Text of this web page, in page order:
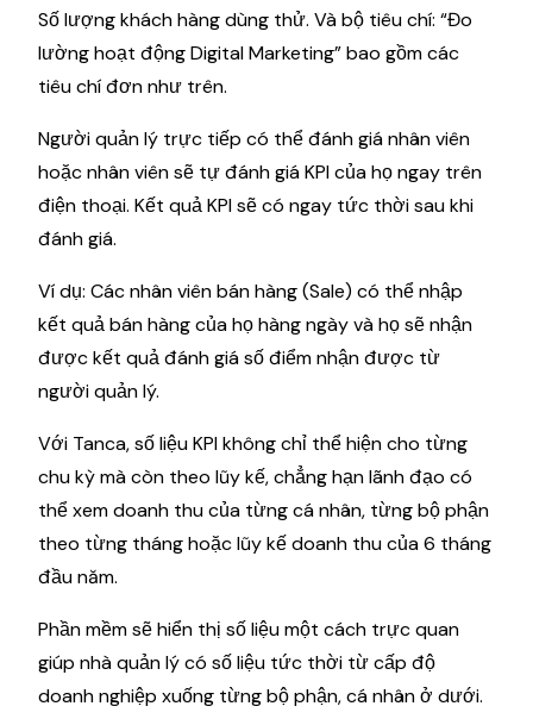
Số lượng khách hàng dùng thử. Và bộ tiêu chí: “Đo
lường hoạt động Digital Marketing” bao gồm các
tiêu chí đơn như trên.
Người quản lý trực tiếp có thể đánh giá nhân viên
hoặc nhân viên sẽ tự đánh giá KPI của họ ngay trên
điện thoại. Kết quả KPI sẽ có ngay tức thời sau khi
đánh giá.
Ví dụ: Các nhân viên bán hàng (Sale) có thể nhập
kết quả bán hàng của họ hàng ngày và họ sẽ nhận
được kết quả đánh giá số điểm nhận được từ
người quản lý.
Với Tanca, số liệu KPI không chỉ thể hiện cho từng
chu kỳ mà còn theo lũy kế, chẳng hạn lãnh đạo có
thể xem doanh thu của từng cá nhân, từng bộ phận
theo từng tháng hoặc lũy kế doanh thu của 6 tháng
đầu năm.
Phần mềm sẽ hiển thị số liệu một cách trực quan
giúp nhà quản lý có số liệu tức thời từ cấp độ
doanh nghiệp xuống từng bộ phận, cá nhân ở dưới.